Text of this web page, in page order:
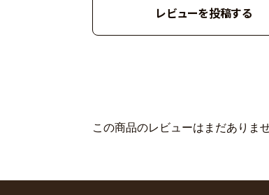
レビューを投稿する
この商品のレビューはまだありませ